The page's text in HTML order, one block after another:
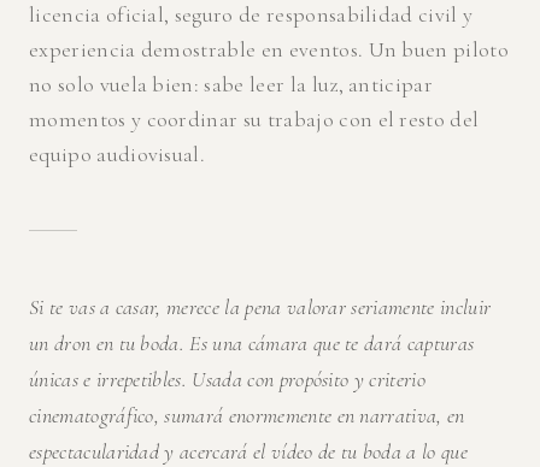
licencia oficial, seguro de responsabilidad civil y
experiencia demostrable en eventos. Un buen piloto
no solo vuela bien: sabe leer la luz, anticipar
momentos y coordinar su trabajo con el resto del
equipo audiovisual.
Si te vas a casar, merece la pena valorar seriamente incluir
un dron en tu boda. Es una cámara que te dará capturas
únicas e irrepetibles. Usada con propósito y criterio
cinematográfico, sumará enormemente en narrativa, en
espectacularidad y acercará el vídeo de tu boda a lo que